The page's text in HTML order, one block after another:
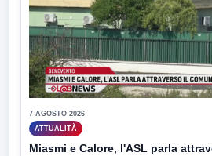
7 AGOSTO 2026
ATTUALITÀ
Miasmi e Calore, l'ASL parla